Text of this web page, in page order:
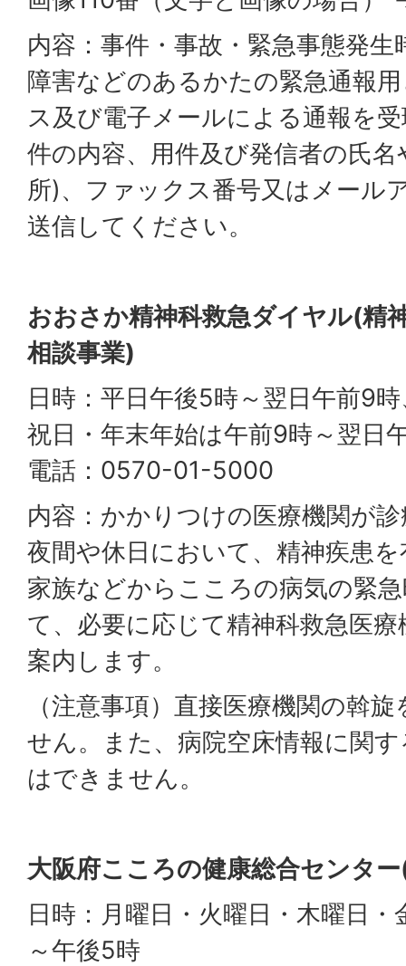
内容：事件・事故・緊急事態発
障害などのあるかたの緊急通報
ス及び電子メールによる通報を
件の内容、用件及び発信者の氏
所)、ファックス番号又はメール
送信してください。
おおさか精神科救急ダイヤル(精
相談事業)
日時：平日午後5時～翌日午前9
祝日・年末年始は午前9時～翌日
電話：0570-01-5000
内容：かかりつけの医療機関が
夜間や休日において、精神疾患
家族などからこころの病気の緊
て、必要に応じて精神科救急医
案内します。
（注意事項）直接医療機関の斡
せん。また、病院空床情報に関
はできません。
大阪府こころの健康総合センタ
日時：月曜日・火曜日・木曜日
～午後5時